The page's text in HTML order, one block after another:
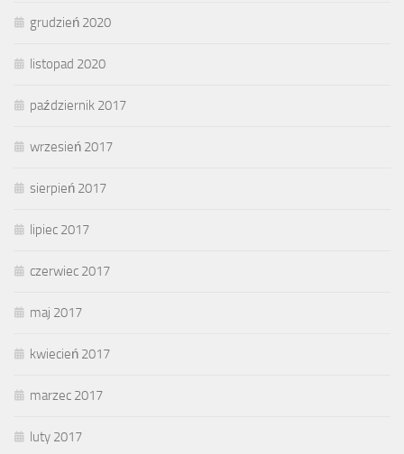
grudzień 2020
listopad 2020
październik 2017
wrzesień 2017
sierpień 2017
lipiec 2017
czerwiec 2017
maj 2017
kwiecień 2017
marzec 2017
luty 2017